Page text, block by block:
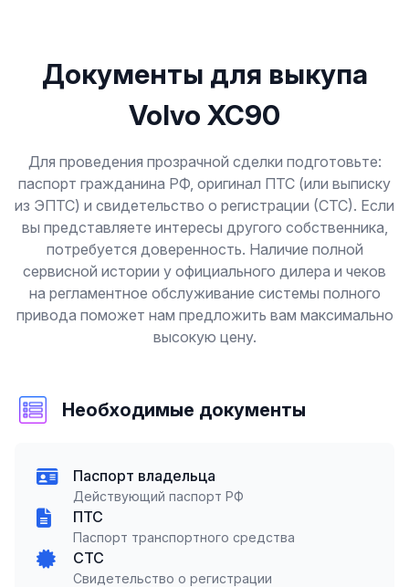
Документы для выкупа
Volvo XC90
Для проведения прозрачной сделки подготовьте:
паспорт гражданина РФ, оригинал ПТС (или выписку
из ЭПТС) и свидетельство о регистрации (СТС). Если
вы представляете интересы другого собственника,
потребуется доверенность. Наличие полной
сервисной истории у официального дилера и чеков
на регламентное обслуживание системы полного
привода поможет нам предложить вам максимально
высокую цену.
Необходимые документы
Паспорт владельца
Действующий паспорт РФ
ПТС
Паспорт транспортного средства
СТС
Свидетельство о регистрации